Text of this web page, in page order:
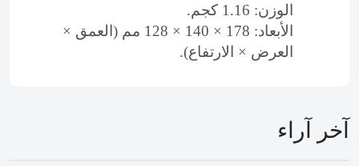
الوزن: 1.16 كجم.
الأبعاد: 178 × 140 × 128 مم (العمق ×
العرض × الارتفاع).
آخر آراء